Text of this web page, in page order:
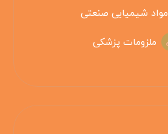
مواد شیمیایی صنعتی
ملزومات پزشکی